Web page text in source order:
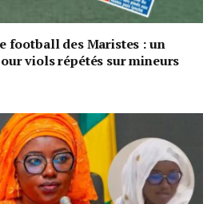
football des Maristes : un
viols répétés sur mineurs